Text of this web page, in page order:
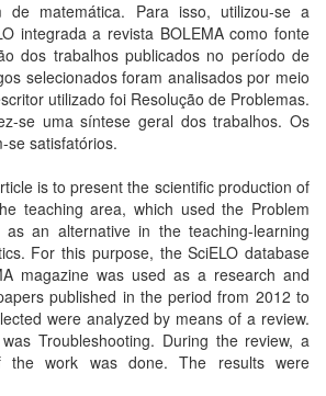
de matemática. Para isso, utilizou-se a
integrada a revista BOLEMA como fonte
dos trabalhos publicados no período de
selecionados foram analisados por meio
utilizado foi Resolução de Problemas.
se uma síntese geral dos trabalhos. Os
se satisfatórios.
is to present the scientific production of
teaching area, which used the Problem
as an alternative in the teaching-learning
For this purpose, the SciELO database
magazine was used as a research and
published in the period from 2012 to
were analyzed by means of a review.
Troubleshooting. During the review, a
the work was done. The results were